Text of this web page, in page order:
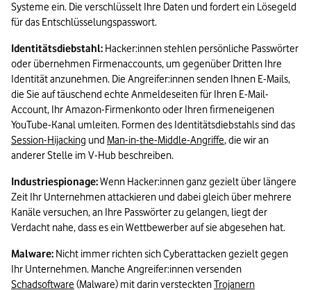
Systeme ein. Die verschlüsselt Ihre Daten und fordert ein Lösegeld
für das Entschlüsselungspasswort.
Identitätsdiebstahl: Hacker:innen stehlen persönliche Passwörter
oder übernehmen Firmenaccounts, um gegenüber Dritten Ihre
Identität anzunehmen. Die Angreifer:innen senden Ihnen E-Mails,
die Sie auf täuschend echte Anmeldeseiten für Ihren E-Mail-
Account, Ihr Amazon-Firmenkonto oder Ihren firmeneigenen
Session-Hijacking und Man-in-the-Middle-Angriffe, die wir an
anderer Stelle im V-Hub beschreiben.
Industriespionage: Wenn Hacker:innen ganz gezielt über längere
Zeit Ihr Unternehmen attackieren und dabei gleich über mehrere
Kanäle versuchen, an Ihre Passwörter zu gelangen, liegt der
Verdacht nahe, dass es ein Wettbewerber auf sie abgesehen hat.
Malware: Nicht immer richten sich Cyberattacken gezielt gegen
Schadsoftware (Malware) mit darin versteckten Trojanern